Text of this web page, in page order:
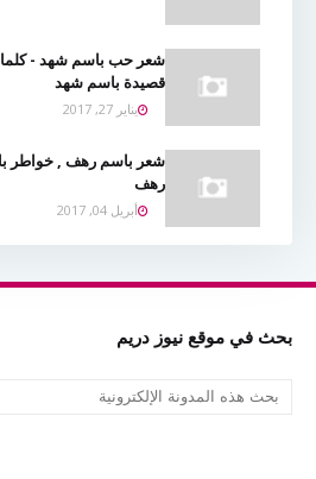
شعر حب باسم شهد -
قصيدة باسم شهد
يناير 27, 2017
شعر باسم رهف , خواطر
رهف
أبريل 04, 2017
بحث في موقع نيوز دريم